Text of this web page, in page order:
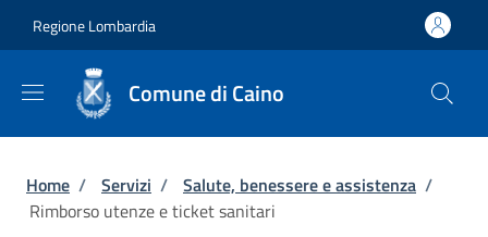
Regione Lombardia
Comune di Caino
Briciole di pane
Home / Servizi / Salute, benessere e assistenza /
Rimborso utenze e ticket sanitari